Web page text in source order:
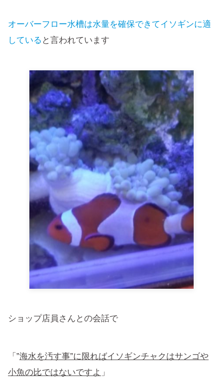
オーバーフロー水槽は水量を確保できてイソギンに適
している と言われています
ショップ店員さんとの会話で
「”海水を汚す事”に限ればイソギンチャクはサンゴや
小魚の比ではないですよ 」